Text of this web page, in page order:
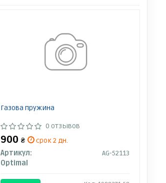
Газова пружина
0 отзывов
900₴
срок 2 дн.
Артикул:
AG-52113
Optimal